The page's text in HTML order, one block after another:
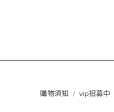
購物須知 /vip招募中